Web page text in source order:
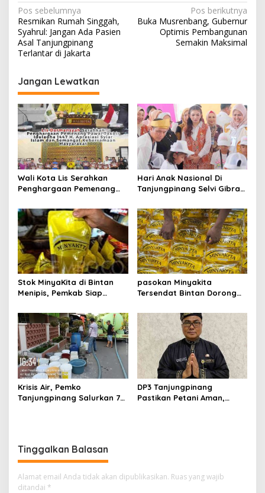
N
a
v
i
g
a
s
i
p
o
s
Pos sebelumnya
Resmikan Rumah Singgah,
Syahrul: Jangan Ada Pasien
Asal Tanjungpinang
Terlantar di Jakarta
Pos berikutnya
Buka Musrenbang, Gubernur
Optimis Pembangunan
Semakin Maksimal
Jangan Lewatkan
Wali Kota Lis Serahkan
Penghargaan Pemenang
H, Ajak Masyarakat Terus
Hidupkan Syiar Islam
Hari Anak Nasional Di
Tanjungpinang Selvi Gibran
Nasional RANA
Stok MinyaKita di Bintan
Menipis, Pemkab Siap
Distributor
pasokan Minyakita
Tersendat Bintan Dorong
distributor
Krisis Air, Pemko
Tanjungpinang Salurkan 75
DP3 Tanjungpinang
Pastikan Petani Aman,
Tinggalkan Balasan
Alamat email Anda tidak akan dipublikasikan. Ruas yang wajib
ditandai *